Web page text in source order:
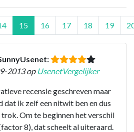
15 16 17 18 19
2013 op UsenetVergelijker
recensie geschreven maar
dat ik zelf een nitwit ben en dus
Om te beginnen het verschil
8), dat scheelt al uiteraard.